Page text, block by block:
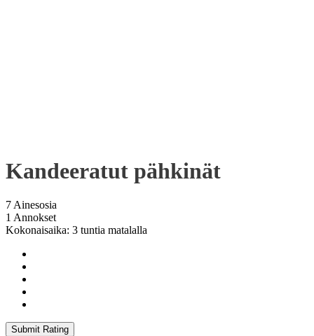
Kandeeratut pähkinät
7 Ainesosia
1 Annokset
Kokonaisaika: 3 tuntia matalalla
Submit Rating